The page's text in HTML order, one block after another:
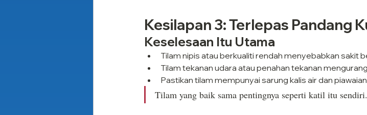
Kesilapan 3: Terlepas Pandang
Keselesaan Itu Utama
Tilam nipis atau berkualiti rendah menyebabkan sakit
Tilam tekanan udara atau penahan tekanan
Pastikan tilam mempunyai sarung kalis air dan
Tilam yang baik sama pentingnya seperti katil itu sendiri.